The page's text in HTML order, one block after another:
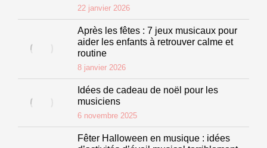
22 janvier 2026
Après les fêtes : 7 jeux musicaux pour
aider les enfants à retrouver calme et
routine
8 janvier 2026
Idées de cadeau de noël pour les
musiciens
6 novembre 2025
Fêter Halloween en musique : idées